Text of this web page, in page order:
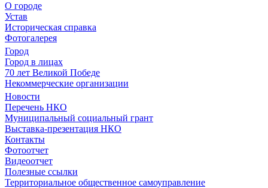
О городе
Устав
Историческая справка
Фотогалерея
Город
Город в лицах
70 лет Великой Победе
Некоммерческие организации
Новости
Перечень НКО
Муниципальный социальный грант
Выставка-презентация НКО
Контакты
Фотоотчет
Видеоотчет
Полезные ссылки
Территориальное общественное самоуправление